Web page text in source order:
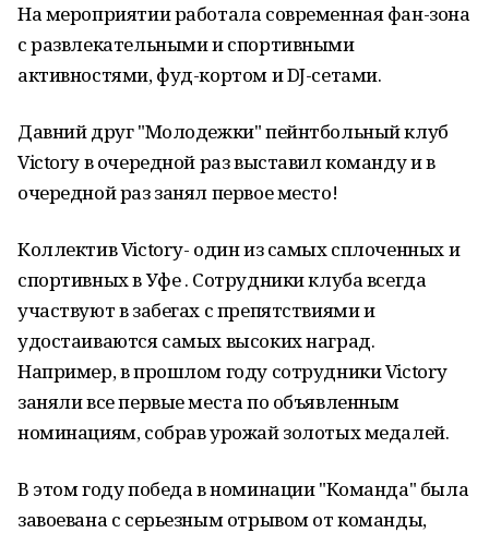
На мероприятии работала современная фан-зона
с развлекательными и спортивными
активностями, фуд-кортом и DJ-сетами.
Давний друг "Молодежки" пейнтбольный клуб
Victory в очередной раз выставил команду и в
очередной раз занял первое место!
Коллектив Victory- один из самых сплоченных и
спортивных в Уфе . Сотрудники клуба всегда
участвуют в забегах с препятствиями и
удостаиваются самых высоких наград.
Например, в прошлом году сотрудники Victory
заняли все первые места по объявленным
номинациям, собрав урожай золотых медалей.
В этом году победа в номинации "Команда" была
завоевана с серьезным отрывом от команды,